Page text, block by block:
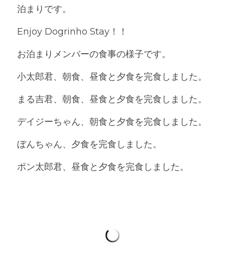
泊まりです。
Enjoy Dogrinho Stay！！
お泊まりメンバーの食事の様子です。
小太郎君、朝食、昼食と夕食を完食しました。
まる吉君、朝食、昼食と夕食を完食しました。
デイジーちゃん、朝食と夕食を完食しました。
ぼんちゃん、夕食を完食しました。
ポン太郎君、昼食と夕食を完食しました。